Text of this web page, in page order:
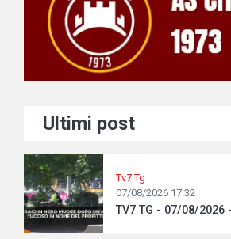
Ultimi post
Tv7 Tg
07/08/2026 17:32
TV7 TG - 07/08/2026